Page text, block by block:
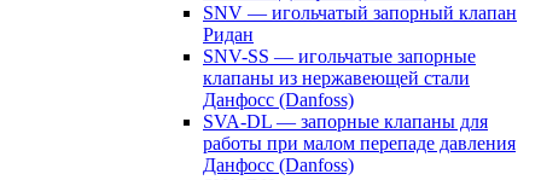
SNV — игольчатый запорный клапан
Ридан
SNV-SS — игольчатые запорные
клапаны из нержавеющей стали
Данфосс (Danfoss)
SVA-DL — запорные клапаны для
работы при малом перепаде давления
Данфосс (Danfoss)